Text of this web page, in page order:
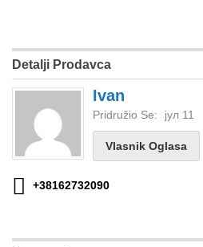
Detalji Prodavca
Ivan
Pridružio Se: јул 11
Vlasnik Oglasa
+38162732090